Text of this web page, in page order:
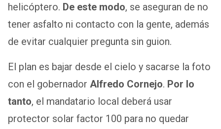
helicóptero. De este modo, se aseguran de no
tener asfalto ni contacto con la gente, además
de evitar cualquier pregunta sin guion.
El plan es bajar desde el cielo y sacarse la foto
con el gobernador Alfredo Cornejo. Por lo
tanto, el mandatario local deberá usar
protector solar factor 100 para no quedar